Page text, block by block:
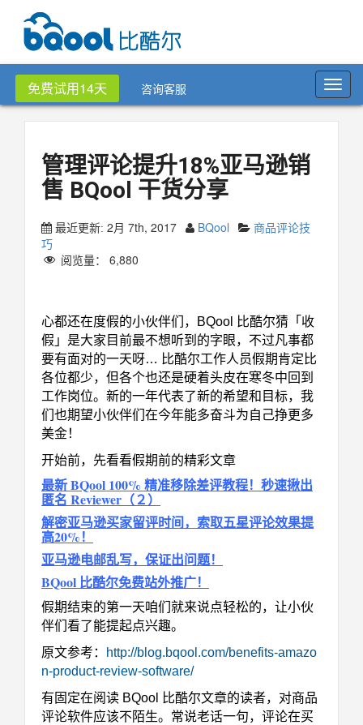
免费试用14天 咨询客服
管理评论提升18%亚马逊销
售 BQool 干货分享
最近更新: 2月 7th, 2017 BQool
商品评论技
巧
阅览量： 6,880
心都还在度假的小伙伴们，BQool 比酷尔猜「收
假」是大家目前最不想听到的字眼，不过凡事都
要有面对的一天呀… 比酷尔工作人员假期肯定比
各位都少，但各个也还是硬着头皮在寒冬中回到
工作岗位。新的一年代表了新的希望和目标，我
们也期望小伙伴们在今年能多奋斗为自己挣更多
美金！
开始前，先看看假期前的精彩文章
最新 BQool 100% 精准移除差评教程！秒速揪出
匿名 Reviewer（２）
解密亚马逊买家留评时间，索取五星评论效果提
高20%！
亚马逊电邮乱写，保证出问题！
BQool 比酷尔免费站外推广！
假期结束的第一天咱们就来说点轻松的，让小伙
伴们看了能提起点兴趣。
原文参考：
http://blog.bqool.com/benefits-amazo
n-product-review-software/
有固定在阅读 BQool 比酷尔文章的读者，对商品
评论软件应该不陌生。常说老话一句，评论在买